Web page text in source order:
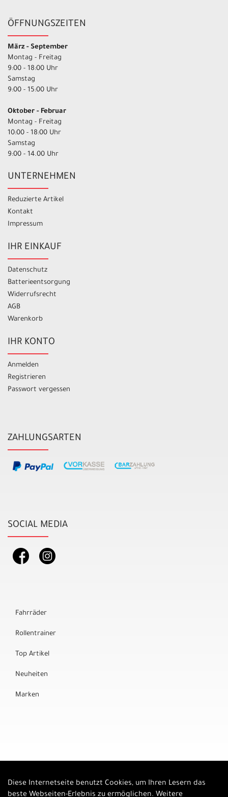
ÖFFNUNGSZEITEN
März - September
Montag - Freitag
9:00 - 18:00 Uhr
Samstag
9:00 - 15:00 Uhr
Oktober - Februar
Montag - Freitag
10:00 - 18:00 Uhr
Samstag
9:00 - 14.00 Uhr
UNTERNEHMEN
Reduzierte Artikel
Kontakt
Impressum
IHR EINKAUF
Datenschutz
Batterieentsorgung
Widerrufsrecht
AGB
Warenkorb
IHR KONTO
Anmelden
Registrieren
Passwort vergessen
ZAHLUNGSARTEN
SOCIAL MEDIA
Fahrräder
Rollentrainer
Top Artikel
Neuheiten
Marken
Diese Internetseite benutzt Cookies, um Ihren Lesern das
beste Webseiten-Erlebnis zu ermöglichen. Weitere
Auftrag widerrufen